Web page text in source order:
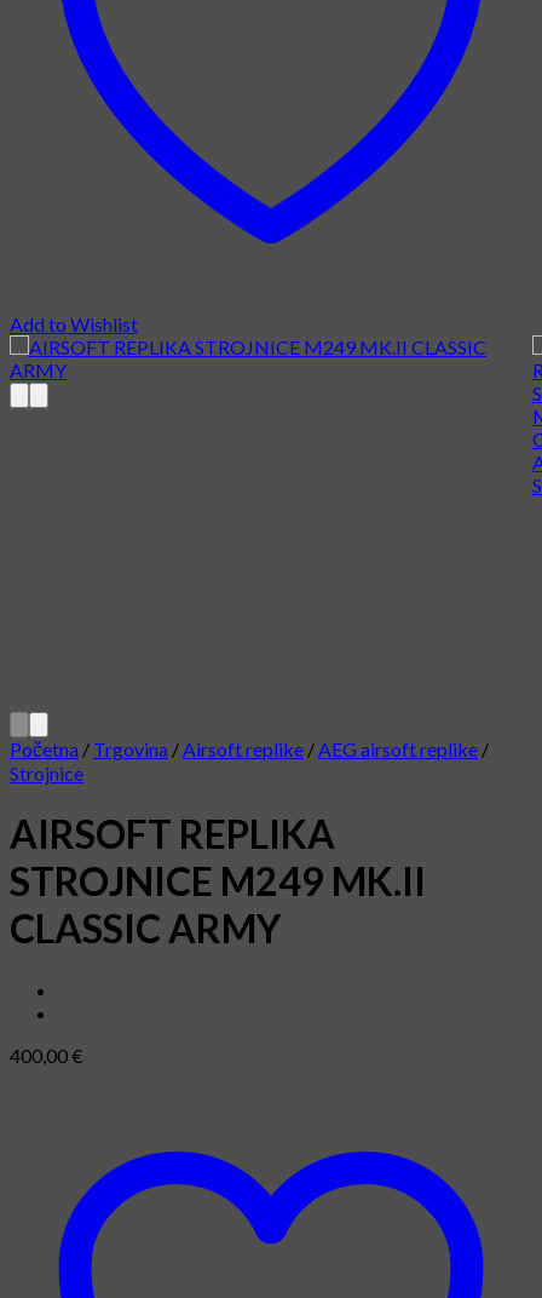
Add to Wishlist
Početna / Trgovina /Airsoft replike /AEG airsoft replike /
Strojnice
AIRSOFT REPLIKA
STROJNICE M249 MK.II
CLASSIC ARMY
400,00€